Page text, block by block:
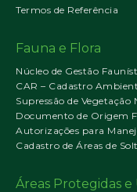
Termos de Referência
Fauna e Flora
Núcleo de Gestão
CAR – Cadastro
Supressão de Vegetação
Documento de Origem
Autorizações para
Cadastro de Áreas de
Áreas Protegidas e